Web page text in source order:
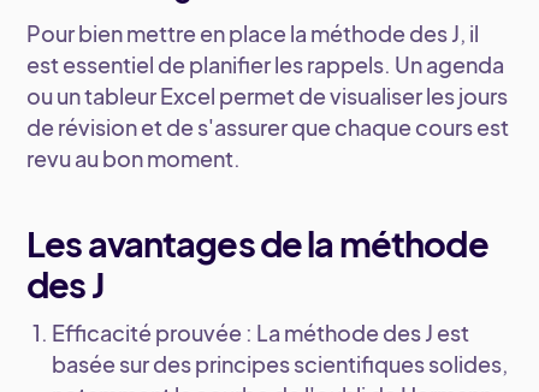
Pour bien mettre en place la méthode des J, il
est essentiel de planifier les rappels. Un agenda
ou un tableur Excel permet de visualiser les jours
de révision et de s'assurer que chaque cours est
revu au bon moment.
Les avantages de la méthode
des J
Efficacité prouvée : La méthode des J est
basée sur des principes scientifiques solides,